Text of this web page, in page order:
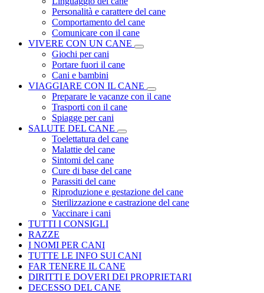
Personalità e carattere del cane
Comportamento del cane
Comunicare con il cane
VIVERE CON UN CANE
Giochi per cani
Portare fuori il cane
Cani e bambini
VIAGGIARE CON IL CANE
Preparare le vacanze con il cane
Trasporti con il cane
Spiagge per cani
SALUTE DEL CANE
Toelettatura del cane
Malattie del cane
Sintomi del cane
Cure di base del cane
Parassiti del cane
Riproduzione e gestazione del cane
Sterilizzazione e castrazione del cane
Vaccinare i cani
TUTTI I CONSIGLI
RAZZE
I NOMI PER CANI
TUTTE LE INFO SUI CANI
FAR TENERE IL CANE
DIRITTI E DOVERI DEI PROPRIETARI
DECESSO DEL CANE